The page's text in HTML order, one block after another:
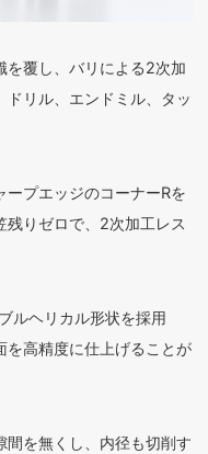
を覆し、バリによる2次加
リル、エンドミル、タッ
プエッジのコーナーRを
残りゼロで、2次加工レス
ルヘリカル形状を採用
を高精度に仕上げることが
を無くし、内径も切削す